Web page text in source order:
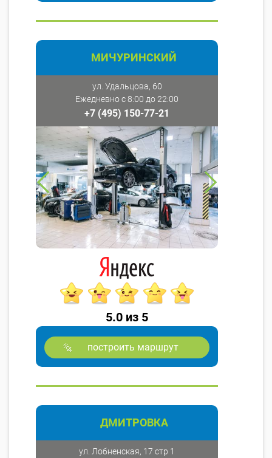
МИЧУРИНСКИЙ
ул. Удальцова, 60
Ежедневно с 8:00 до 22:00
+7 (495) 150-77-21
5.0 из 5
построить маршрут
ДМИТРОВКА
ул. Лобненская, 17 стр 1